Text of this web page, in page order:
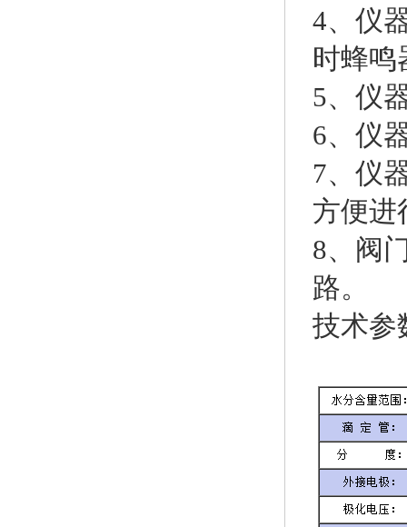
4、仪
时蜂鸣
5、仪
6、仪
7、仪
方便进
8、阀
路。
技术参